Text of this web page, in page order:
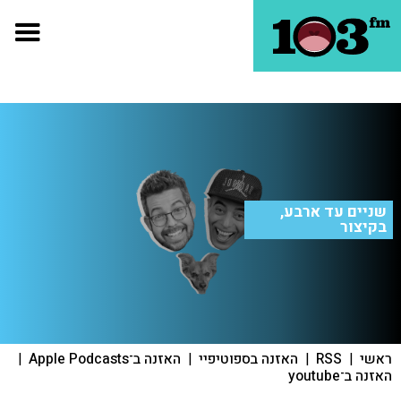
שניים עד ארבע,
בקיצור
ראשי |
RSS
| האזנה בספוטיפיי | האזנה ב־Apple Podcasts |
האזנה ב־youtube